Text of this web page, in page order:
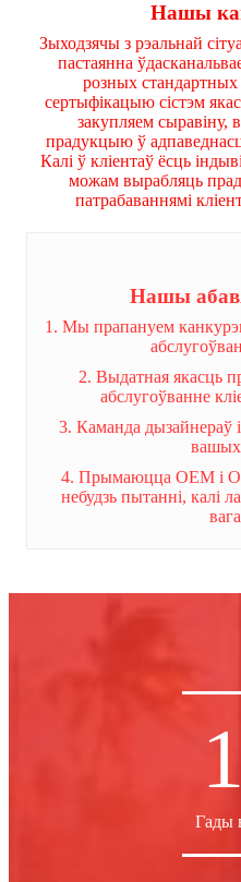
Нашы
Зыходзячы з рэальнай
пастаянна
розных
сертыфікацыю сістэм
закупляем сыравіну,
прадукцыю ў
Калі ў кліентаў ёсць
можам вырабляць
патрабаваннямі
Нашы
1. Мы прапануем
2. Выдатная якасць
абслугоўванне
3. Каманда дызайнераў
вашых
4. Прымаюцца OEM і
небудзь пытанні, калі
Гады